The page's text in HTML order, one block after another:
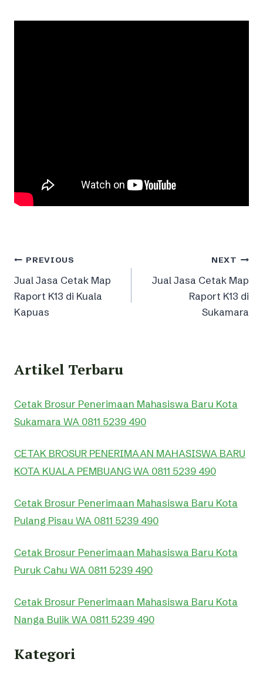
Post
navigation
PREVIOUS
Jual Jasa Cetak Map
Raport K13 di Kuala
Kapuas
NEXT
Jual Jasa Cetak Map
Raport K13 di
Sukamara
Artikel Terbaru
Cetak Brosur Penerimaan Mahasiswa Baru Kota
Sukamara WA 0811 5239 490
CETAK BROSUR PENERIMAAN MAHASISWA BARU
KOTA KUALA PEMBUANG WA 0811 5239 490
Cetak Brosur Penerimaan Mahasiswa Baru Kota
Pulang Pisau WA 0811 5239 490
Cetak Brosur Penerimaan Mahasiswa Baru Kota
Puruk Cahu WA 0811 5239 490
Cetak Brosur Penerimaan Mahasiswa Baru Kota
Nanga Bulik WA 0811 5239 490
Kategori